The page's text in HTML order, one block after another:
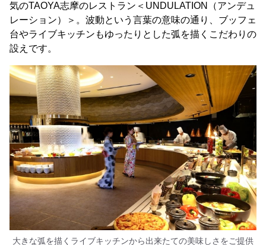
気のTAOYA志摩のレストラン＜UNDULATION（アンデュ
レーション）＞。波動という言葉の意味の通り、ブッフェ
台やライブキッチンもゆったりとした弧を描くこだわりの
設えです。
大きな弧を描くライブキッチンから出来たての美味しさをご提供